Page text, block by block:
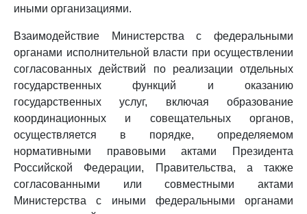
иными организациями.
Взаимодействие Министерства с федеральными
органами исполнительной власти при осуществлении
согласованных действий по реализации отдельных
государственных функций и оказанию
государственных услуг, включая образование
координационных и совещательных органов,
осуществляется в порядке, определяемом
нормативными правовыми актами Президента
Российской Федерации, Правительства, а также
согласованными или совместными актами
Министерства с иными федеральными органами